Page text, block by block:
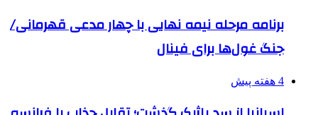
برنامه مرحله نیمه نهایی با چهار مدعی قهرمانی/
جنگ غول‌ها برای فینال
4 هفته پیش